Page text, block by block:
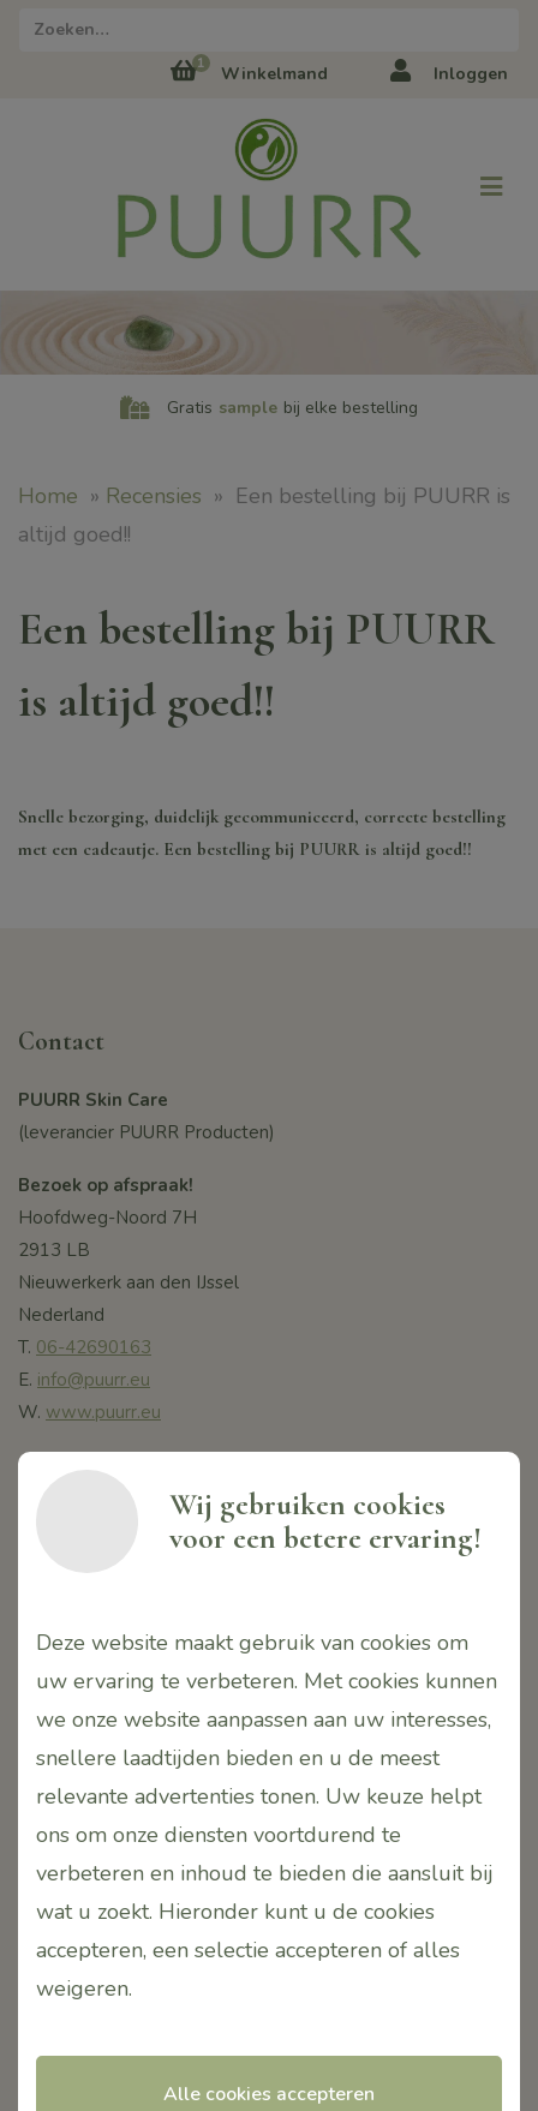
1 Winkelmand Inloggen
Gratis sample bij elke bestelling
Home » Recensies » Een bestelling bij PUURR is
altijd goed!!
Een bestelling bij PUURR
is altijd goed!!
Snelle bezorging, duidelijk gecommuniceerd, correcte bestelling
met een cadeautje. Een bestelling bij PUURR is altijd goed!!
Contact
PUURR Skin Care
(leverancier PUURR Producten)
Bezoek op afspraak!
Hoofdweg-Noord 7H
2913 LB
Nieuwerkerk aan den IJssel
Nederland
T. 06-42690163
E. info@puurr.eu
W. www.puurr.eu
Contactpersoon:
Monique Tsang-de Jong
KVK.24412380
onv. PUURR
Gratis verzending vanaf€75,00 anders €8,95 (NL)
Verzendkosten België/Duitsland €12,95 bij besteding
onder€100,00
voorbehouden
Wij versturen met DPD op maandag, dinsdag en
wij gesloten!
Wij gebruiken cookies
voor een betere ervaring!
Deze website maakt gebruik van cookies om
uw ervaring te verbeteren. Met cookies kunnen
we onze website aanpassen aan uw interesses,
snellere laadtijden bieden en u de meest
relevante advertenties tonen. Uw keuze helpt
ons om onze diensten voortdurend te
verbeteren en inhoud te bieden die aansluit bij
wat u zoekt. Hieronder kunt u de cookies
accepteren, een selectie accepteren of alles
weigeren.
Alle cookies accepteren